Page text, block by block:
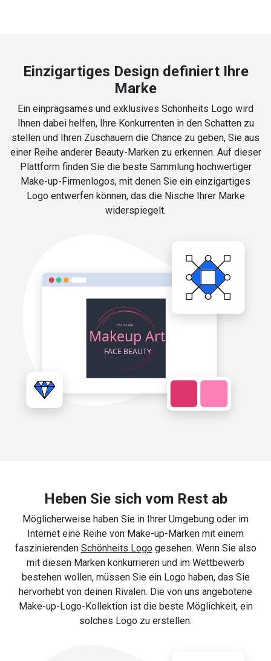
Einzigartiges Design definiert Ihre
Marke
Ein einprägsames und exklusives Schönheits Logo wird
Ihnen dabei helfen, Ihre Konkurrenten in den Schatten zu
stellen und Ihren Zuschauern die Chance zu geben, Sie aus
einer Reihe anderer Beauty-Marken zu erkennen. Auf dieser
Plattform finden Sie die beste Sammlung hochwertiger
Make-up-Firmenlogos, mit denen Sie ein einzigartiges
Logo entwerfen können, das die Nische Ihrer Marke
widerspiegelt.
Heben Sie sich vom Rest ab
Möglicherweise haben Sie in Ihrer Umgebung oder im
Internet eine Reihe von Make-up-Marken mit einem
faszinierenden Schönheits Logogesehen. Wenn Sie also
mit diesen Marken konkurrieren und im Wettbewerb
bestehen wollen, müssen Sie ein Logo haben, das Sie
hervorhebt von deinen Rivalen. Die von uns angebotene
Make-up-Logo-Kollektion ist die beste Möglichkeit, ein
solches Logo zu erstellen.